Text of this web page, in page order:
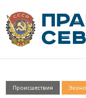
Происшествия